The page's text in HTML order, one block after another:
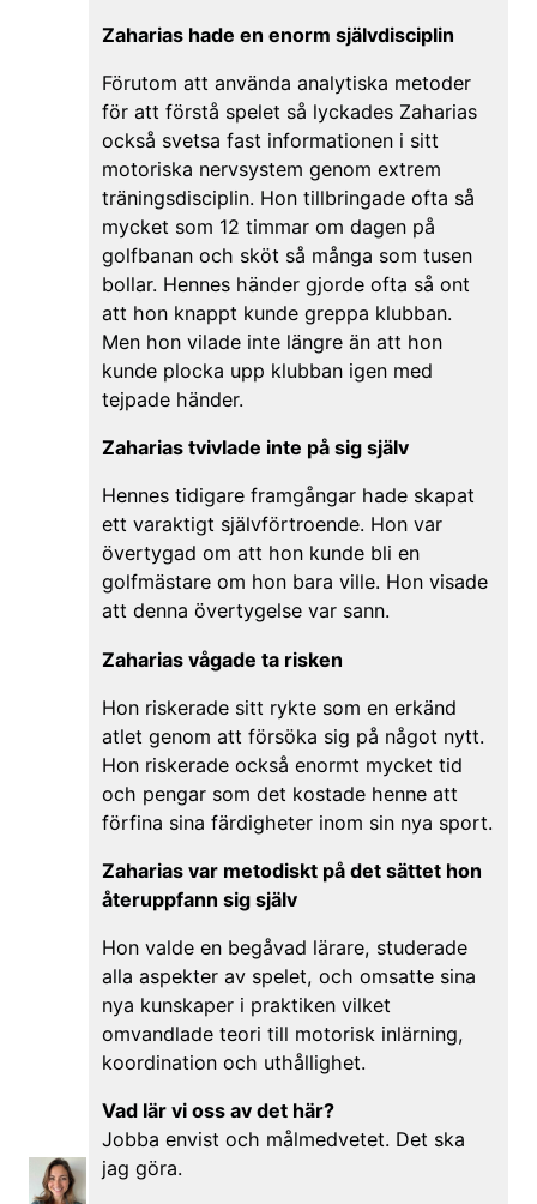
Zaharias hade en enorm självdisciplin
Förutom att använda analytiska metoder
för att förstå spelet så lyckades Zaharias
också svetsa fast informationen i sitt
motoriska nervsystem genom extrem
träningsdisciplin. Hon tillbringade ofta så
mycket som 12 timmar om dagen på
golfbanan och sköt så många som tusen
bollar. Hennes händer gjorde ofta så ont
att hon knappt kunde greppa klubban.
Men hon vilade inte längre än att hon
kunde plocka upp klubban igen med
tejpade händer.
Zaharias tvivlade inte på sig själv
Hennes tidigare framgångar hade skapat
ett varaktigt självförtroende. Hon var
övertygad om att hon kunde bli en
golfmästare om hon bara ville. Hon visade
att denna övertygelse var sann.
Zaharias vågade ta risken
Hon riskerade sitt rykte som en erkänd
atlet genom att försöka sig på något nytt.
Hon riskerade också enormt mycket tid
och pengar som det kostade henne att
förfina sina färdigheter inom sin nya sport.
Zaharias var metodiskt på det sättet hon
återuppfann sig själv
Hon valde en begåvad lärare, studerade
alla aspekter av spelet, och omsatte sina
nya kunskaper i praktiken vilket
omvandlade teori till motorisk inlärning,
koordination och uthållighet.
Vad lär vi oss av det här?
Jobba envist och målmedvetet. Det ska
jag göra.